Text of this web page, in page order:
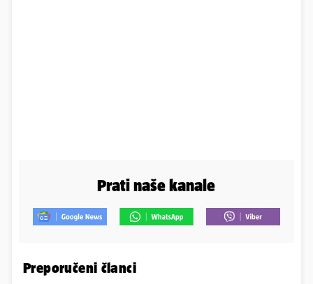
Prati naše kanale
Preporučeni članci